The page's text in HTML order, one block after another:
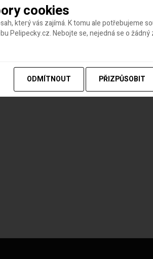
cookies
který vás zajímá. K tomu ale potřebujeme
Pelipecky.cz. Nebojte se, nejedná se o žádný
ODMÍTNOUT PŘIZPŮSOBIT